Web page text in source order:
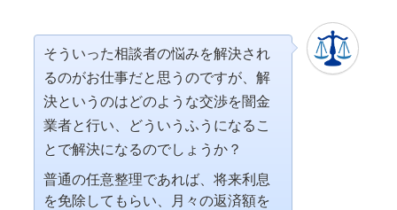
そういった相談者の悩みを解決され
るのがお仕事だと思うのですが、解
決というのはどのような交渉を闇金
業者と行い、どういうふうになるこ
とで解決になるのでしょうか？
普通の任意整理であれば、将来利息
を免除してもらい、月々の返済額を